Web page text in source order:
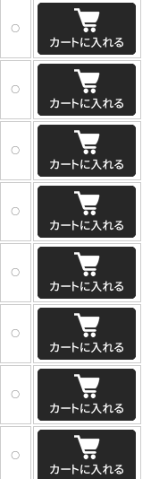
〇
〇
〇
〇
〇
〇
〇
〇